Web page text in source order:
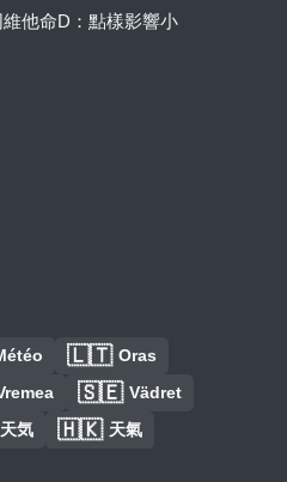
他命D：點樣影響小
🇱🇹 Oras
🇸🇪 Vädret
天気 🇭🇰 天氣